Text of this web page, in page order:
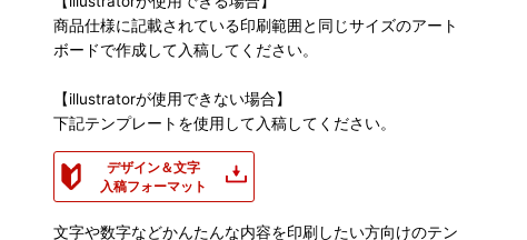
商品仕様に記載されている印刷範囲と同じサイズのアート
ボードで作成して入稿してください。
【illustratorが使用できない場合】
下記テンプレートを使用して入稿してください。
デザイン＆文字
入稿フォーマット
文字や数字などかんたんな内容を印刷したい方向けのテン